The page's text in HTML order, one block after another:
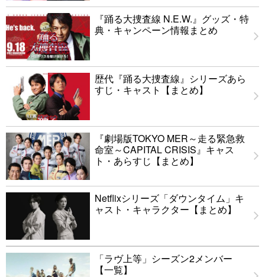
『踊る大捜査線 N.E.W.』グッズ・特
典・キャンペーン情報まとめ
歴代『踊る大捜査線』シリーズあら
すじ・キャスト【まとめ】
『劇場版TOKYO MER～走る緊急救
命室～CAPITAL CRISIS』キャス
ト・あらすじ【まとめ】
Netflixシリーズ「ダウンタイム」キ
ャスト・キャラクター【まとめ】
「ラヴ上等」シーズン2メンバー
【一覧】